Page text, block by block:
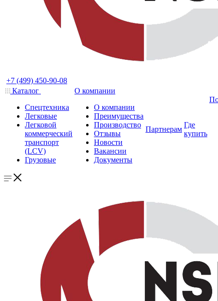
+7 (499) 450-90-08
Каталог
Спецтехника
Легковые
Легковой
коммерческий
транспорт
(LCV)
Грузовые
О компании
О компании
Преимущества
Производство
Отзывы
Новости
Вакансии
Документы
Партнерам
Где
купить